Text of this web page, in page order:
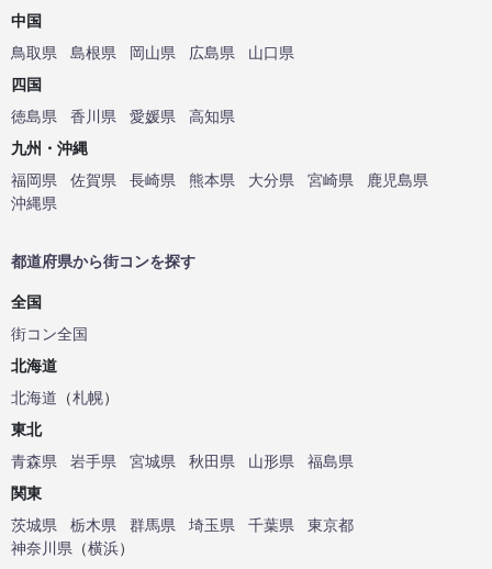
中国
鳥取県
島根県 岡山県 広島県
山口県
四国
徳島県
香川県 愛媛県
高知県
九州・沖縄
福岡県
佐賀県 長崎県 熊本県 大分県 宮崎県
鹿児島県
沖縄県
都道府県から街コンを探す
全国
街コン全国
北海道
北海道 （札幌）
東北
青森県
岩手県 宮城県 秋田県 山形県
福島県
関東
茨城県
栃木県 群馬県 埼玉県 千葉県
東京都
神奈川県 （横浜）